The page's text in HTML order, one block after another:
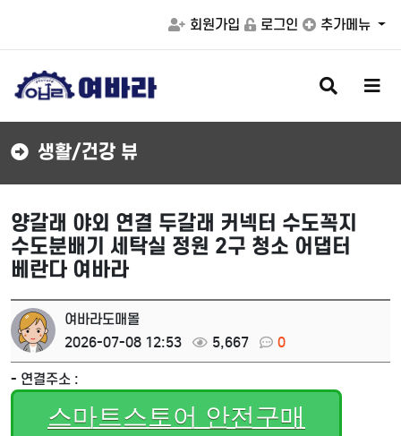
회원가입 로그인 추가메뉴
검
색
버
메
버
생활/건강 뷰
양갈래 야외 연결 두갈래 커넥터 수도꼭지
수도분배기 세탁실 정원 2구 청소 어댑터
베란다 여바라
여바라도매몰
2026-07-08 12:53
5,667 0
- 연결주소 :
스마트스토어 안전구매